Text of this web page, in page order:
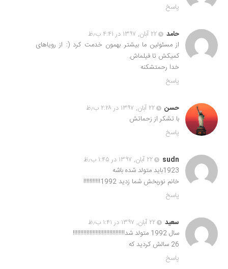
پاسخ
حامد
۲۲ آبان, ۱۳۹۷ در ۴:۴۱ ب٫ظ
از مسئولین ما بیشتر بهمون خدمت کرد (: از رویاهای
کمیکش تا فیلماش.
خدا رحمتشکنه
پاسخ
حسن
۲۲ آبان, ۱۳۹۷ در ۲:۲۸ ب٫ظ
با تشکر از زحماتش
پاسخ
sudn
۲۲ آبان, ۱۳۹۷ در ۱:۴۵ ب٫ظ
1923باید متولد شده باشه
خانم نوربخش شما زدید 1992!!!!!!!!!!!
پاسخ
سعید
۲۲ آبان, ۱۳۹۷ در ۱:۴۱ ب٫ظ
سال 1992 متولد شد!!!!!!!!!!!!!!!!!!!!!!!!!!!!!!!!!!
26 سالش کردید که
پاسخ